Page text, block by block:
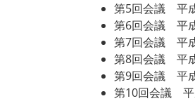
第5回会議 平
第6回会議 平
第7回会議 平
第8回会議 平
第9回会議 平
第10回会議